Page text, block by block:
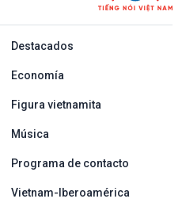
ban nha
Destacados
Economía
Figura vietnamita
Música
Programa de contacto
Vietnam-Iberoamérica